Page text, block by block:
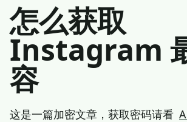
怎么获取
Instagram
容
这是一篇加密文章，获取密码请看